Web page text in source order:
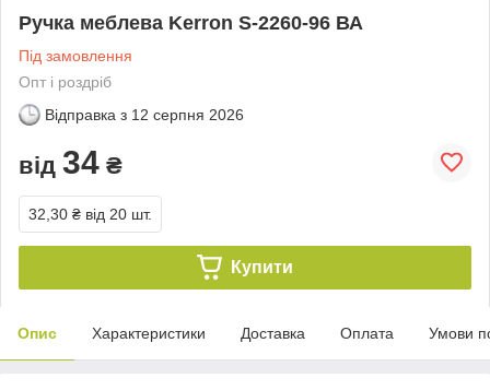
Ручка меблева Kerron S-2260-96 ВА
Під замовлення
Опт і роздріб
Відправка з 12 серпня 2026
від 34 ₴
32,30 ₴ від 20 шт.
Купити
Опис Характеристики Доставка Оплата Умови